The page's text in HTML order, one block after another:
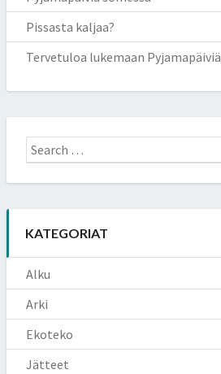
Pissasta kaljaa?
Tervetuloa lukemaan Pyjamapäiviä
Search
for:
KATEGORIAT
Alku
Arki
Ekoteko
Jätteet